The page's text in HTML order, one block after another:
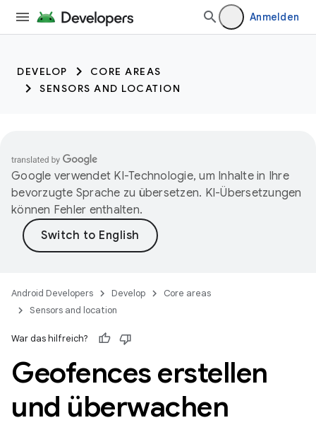
trait:citc
Anmelden
DEVELOP
CORE AREAS
SENSORS AND LOCATION
Google verwendet KI-Technologie, um Inhalte in Ihre
bevorzugte Sprache zu übersetzen. KI-Übersetzungen
können Fehler enthalten.
Android Developers Develop
Core areas
Sensors and location
War das hilfreich?
Geofences erstellen
und überwachen